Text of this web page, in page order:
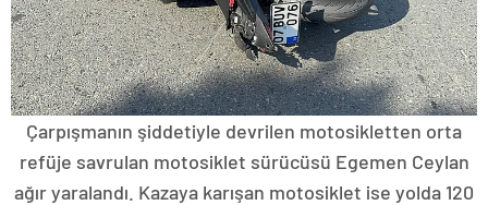
Çarpışmanın şiddetiyle devrilen motosikletten orta
refüje savrulan motosiklet sürücüsü Egemen Ceylan
ağır yaralandı. Kazaya karışan motosiklet ise yolda 120